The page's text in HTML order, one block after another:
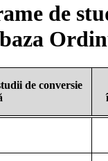
de
de conversie